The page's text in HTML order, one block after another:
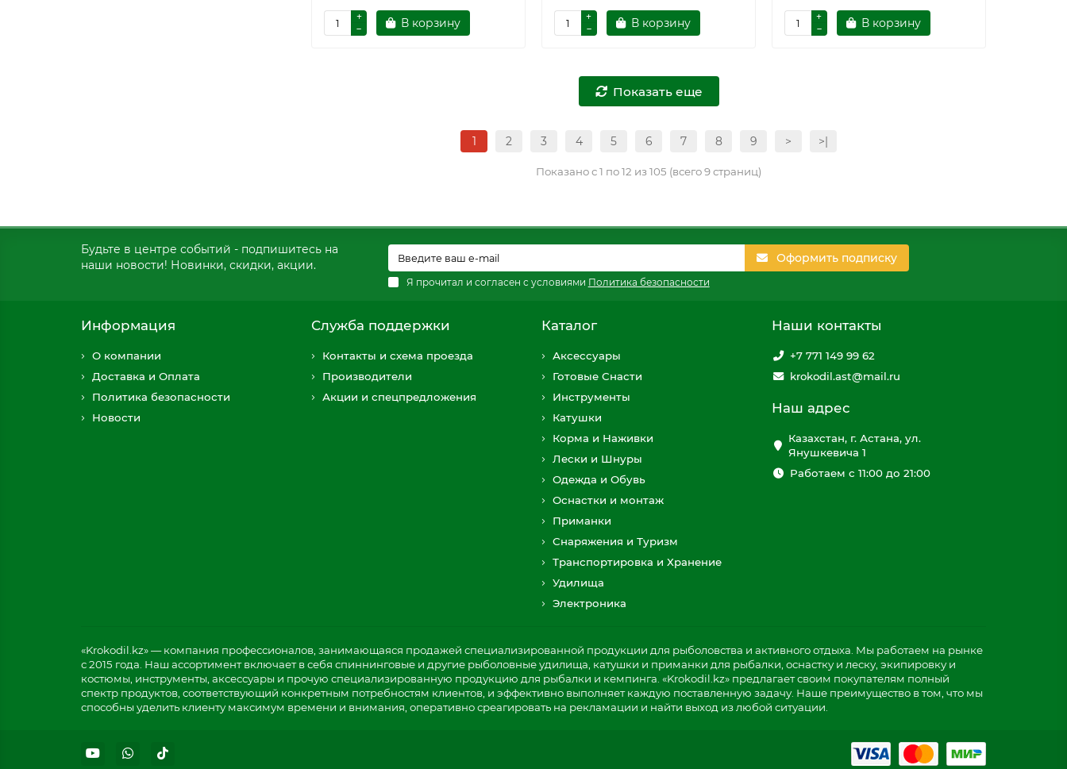
В корзину В корзину В корзину
Показать еще
1 2 3 4 5 6 7 8 9 > >|
Показано с 1 по 12 из 105 (всего 9 страниц)
Будьте в центре событий - подпишитесь на
наши новости! Новинки, скидки, акции.
Оформить подписку
Я прочитал и согласен с условиями Политика безопасности
Информация
О компании
Доставка и Оплата
Политика безопасности
Новости
Служба поддержки
Контакты и схема проезда
Производители
Акции и спецпредложения
Каталог
Аксессуары
Готовые Снасти
Инструменты
Катушки
Корма и Наживки
Лески и Шнуры
Одежда и Обувь
Оснастки и монтаж
Приманки
Снаряжения и Туризм
Транспортировка и Хранение
Удилища
Электроника
Наши контакты
+7 771 149 99 62
krokodil.ast@mail.ru
Наш адрес
Казахстан, г. Астана, ул.
Янушкевича 1
Работаем с 11:00 до 21:00
«Krokodil.kz» — компания профессионалов, занимающаяся продажей специализированной продукции для рыболовства и активного отдыха. Мы работаем на рынке
с 2015 года. Наш ассортимент включает в себя спиннинговые и другие рыболовные удилища, катушки и приманки для рыбалки, оснастку и леску, экипировку и
костюмы, инструменты, аксессуары и прочую специализированную продукцию для рыбалки и кемпинга. «Krokodil.kz» предлагает своим покупателям полный
спектр продуктов, соответствующий конкретным потребностям клиентов, и эффективно выполняет каждую поставленную задачу. Наше преимущество в том, что мы
способны уделить клиенту максимум времени и внимания, оперативно среагировать на рекламации и найти выход из любой ситуации.